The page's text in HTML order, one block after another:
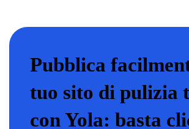
Pubblica
tuo sito di pulizia
con Yola: basta